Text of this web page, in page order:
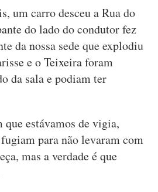
um carro desceu a Rua do
do lado do condutor fez
da nossa sede que explodiu
e o Teixeira foram
da sala e podiam ter
que estávamos de vigia,
para não levaram com
mas a verdade é que